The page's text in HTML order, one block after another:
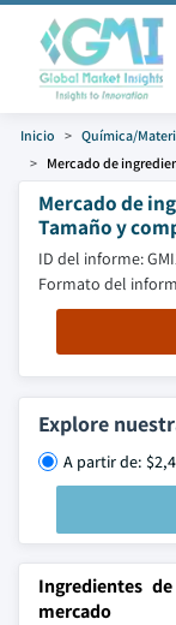
Inicio Química/
Mercado de
Mercado de
Tamaño y
ID del informe:
Formato del
Explore
A partir de:
Ingredientes
mercado